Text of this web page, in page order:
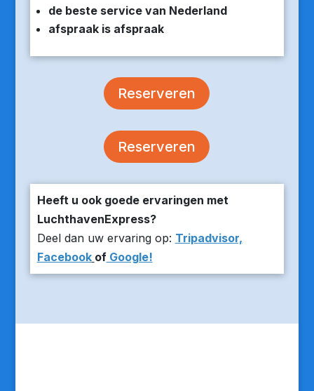
de beste service van Nederland
afspraak is afspraak
Reserveren
Reserveren
Heeft u ook goede ervaringen met
LuchthavenExpress?
Deel dan uw ervaring op: Tripadvisor,
Facebook ofGoogle!